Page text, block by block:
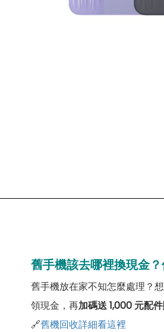
舊手機該去哪裡換現金
舊手機放在家不知怎麼處理？
領現金，再加碼送 1,000 元配
🔗舊機回收詳細看這裡